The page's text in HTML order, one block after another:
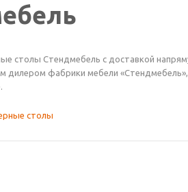
столы Стендмебель с доставкой
фабрики мебели «Стендмебель»,
столы